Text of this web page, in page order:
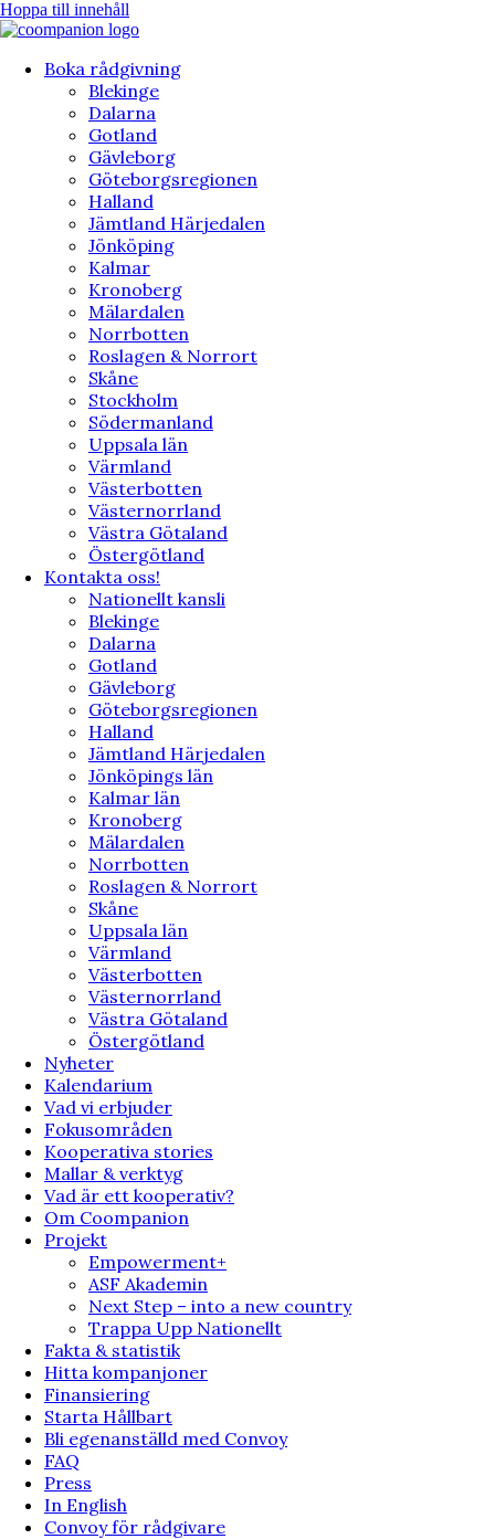
Hoppa till innehåll
Boka rådgivning
Blekinge
Dalarna
Gotland
Gävleborg
Göteborgsregionen
Halland
Jämtland Härjedalen
Jönköping
Kalmar
Kronoberg
Mälardalen
Norrbotten
Roslagen & Norrort
Skåne
Stockholm
Södermanland
Uppsala län
Värmland
Västerbotten
Västernorrland
Västra Götaland
Östergötland
Kontakta oss!
Nationellt kansli
Blekinge
Dalarna
Gotland
Gävleborg
Göteborgsregionen
Halland
Jämtland Härjedalen
Jönköpings län
Kalmar län
Kronoberg
Mälardalen
Norrbotten
Roslagen & Norrort
Skåne
Uppsala län
Värmland
Västerbotten
Västernorrland
Västra Götaland
Östergötland
Nyheter
Kalendarium
Vad vi erbjuder
Fokusområden
Kooperativa stories
Mallar & verktyg
Vad är ett kooperativ?
Om Coompanion
Projekt
Empowerment+
ASF Akademin
Next Step – into a new country
Trappa Upp Nationellt
Fakta & statistik
Hitta kompanjoner
Finansiering
Starta Hållbart
Bli egenanställd med Convoy
FAQ
Press
In English
Convoy för rådgivare